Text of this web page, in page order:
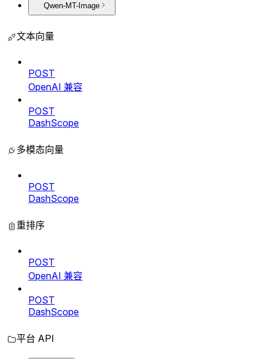
Qwen-MT-Image
文本向量
POST
OpenAI 兼容
POST
DashScope
多模态向量
POST
DashScope
重排序
POST
OpenAI 兼容
POST
DashScope
平台 API